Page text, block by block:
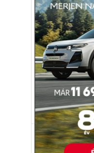
Egészség-életmód
Hosszúra
várólisták
A járvány előtt is
kórházi
tovább nőttek.
egészségügy várólista